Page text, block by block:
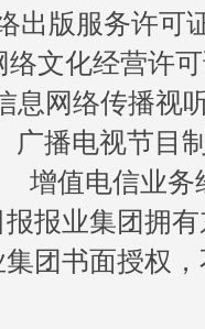
出版服务许可
络文化经营许
息网络传播视
广播电视节目
增值电信业务
报业集团拥
团书面授权